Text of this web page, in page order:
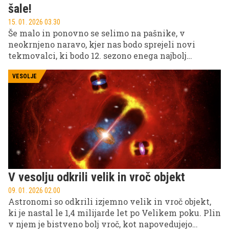
šale!
15. 01. 2026 03.30
Še malo in ponovno se selimo na pašnike, v
neokrnjeno naravo, kjer nas bodo sprejeli novi
tekmovalci, ki bodo 12. sezono enega najbolj
Pripravite se, 2. februarja se na POP TV in VOYO
začenja dogodivščina te pomladi.
VESOLJE
V vesolju odkrili velik in vroč objekt
09. 01. 2026 02.00
Astronomi so odkrili izjemno velik in vroč objekt,
ki je nastal le 1,4 milijarde let po Velikem poku. Plin
v njem je bistveno bolj vroč, kot napovedujejo